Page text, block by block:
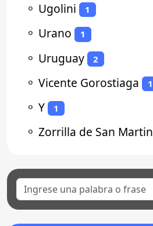
⚬ Ugolini 1
⚬ Urano 1
⚬ Uruguay 2
⚬ Vicente Gorostiaga 1
⚬ Y 1
⚬ Zorrilla de San Martin